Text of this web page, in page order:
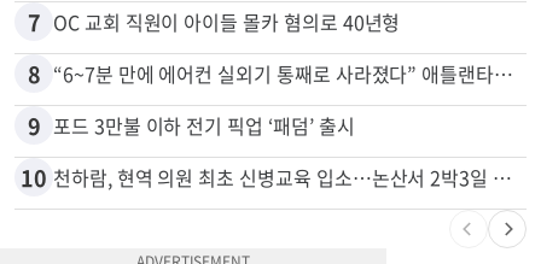
6
7 OC 교회 직원이 아이들 몰카 혐의로 40년형
8
9 포드 3만불 이하 전기 픽업 ‘패덤’ 출시
천하람, 현역 의원 최초 신병교육 입소…논산서 2박3일 생활